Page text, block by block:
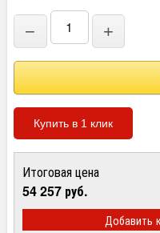
− +
Купить в 1 клик
Итоговая цена
54 257 руб.
Добавить